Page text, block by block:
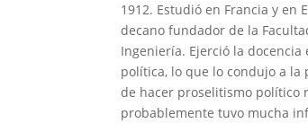
1912. Estudió en Francia y en
decano fundador de la
Ingeniería. Ejerció la docencia
política, lo que lo condujo a la
de hacer proselitismo político
probablemente tuvo mucha